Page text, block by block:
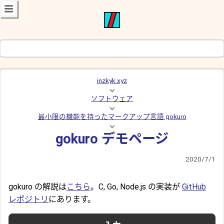
inzkyk.xyz
ソフトウェア
最小限の機能を持ったマークアップ言語 gokuro
gokuro デモページ
2020/7/1
gokuro の解説はこちら。C, Go, Node.js の実装が GitHub
レポジトリ にあります。